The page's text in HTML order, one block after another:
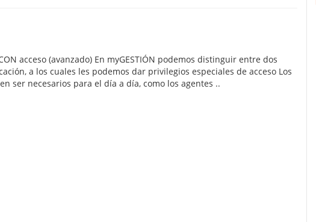
acceso (avanzado) En myGESTIÓN podemos distinguir entre dos
a los cuales les podemos dar privilegios especiales de acceso Los
ser necesarios para el día a día, como los agentes ..